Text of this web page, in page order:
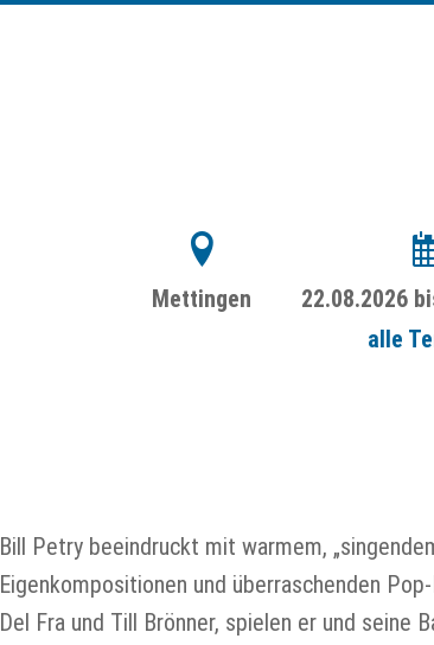
Mettingen 22.08.2026
alle
Bill Petry beeindruckt mit warmem,
Eigenkompositionen und überraschenden
Del Fra und Till Brönner, spielen er und seine